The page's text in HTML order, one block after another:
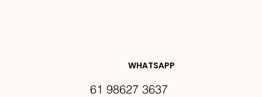
DES E
WHATSAPP
61 98627 3637